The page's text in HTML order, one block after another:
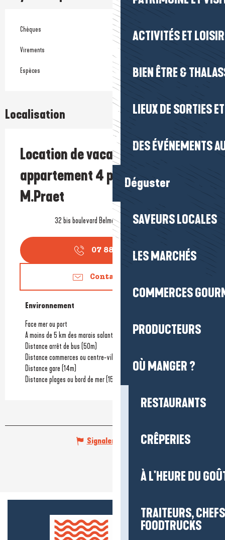
ACTIVITÉS ET
BIEN ÊTRE &
LIEUX DE SORTIES
DES ÉVÉNEMENTS
Déguster
SAVEURS LOCALES
LES MARCHÉS
COMMERCES
PRODUCTEURS
OÙ MANGER ?
RESTAURANTS
CRÊPERIES
À L'HEURE DU
TRAITEURS,
FOODTRUCKS
Chèques
Virements
Espèces
Localisation
Location de vacances -
appartement 4 personnes -
M.Praet
32 bis boulevard Belmont, 44420 La Turballe
07 88 37 72▒▒
Contactez-nous
Environnement
Environnement
Face mer ou port
A moins de 5 km des marais salants
Distance arrêt de bus (50m)
Distance commerces ou centre-ville
Distance gare (14m)
Distance plages ou bord de mer(150m)
Signaler une erreur